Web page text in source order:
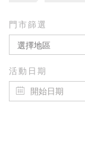
門市篩選
選擇地區
活動日期